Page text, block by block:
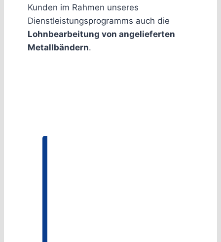
Kunden im Rahmen unseres
Dienstleistungsprogramms auch die
Lohnbearbeitung von angelieferten
Metallbändern.